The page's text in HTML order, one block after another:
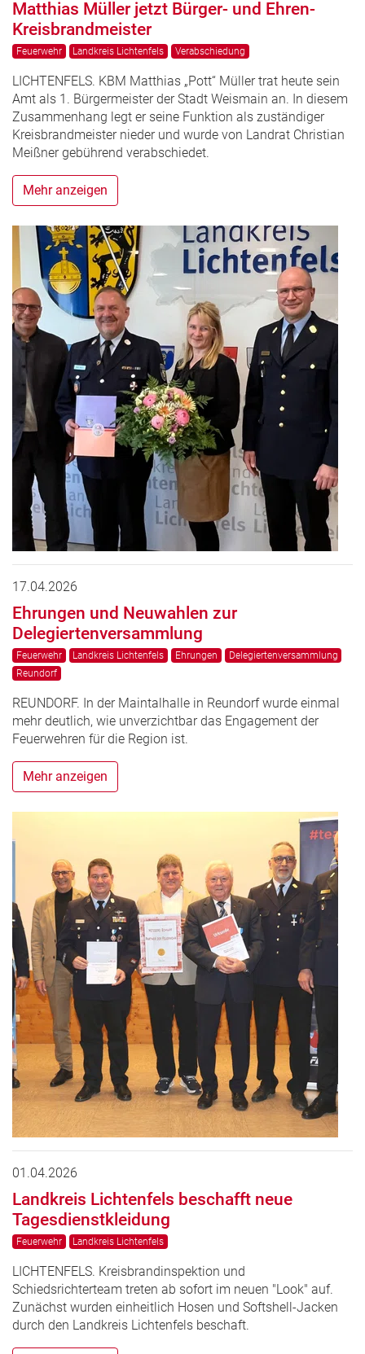
Matthias Müller jetzt Bürger- und Ehren-
Kreisbrandmeister
Feuerwehr Landkreis Lichtenfels Verabschiedung
LICHTENFELS. KBM Matthias „Pott“ Müller trat heute sein
Amt als 1. Bürgermeister der Stadt Weismain an. In diesem
Zusammenhang legt er seine Funktion als zuständiger
Kreisbrandmeister nieder und wurde von Landrat Christian
Meißner gebührend verabschiedet.
Mehr anzeigen
17.04.2026
Ehrungen und Neuwahlen zur
Delegiertenversammlung
Feuerwehr Landkreis Lichtenfels Ehrungen
Delegiertenversammlung
Reundorf
REUNDORF. In der Maintalhalle in Reundorf wurde einmal
mehr deutlich, wie unverzichtbar das Engagement der
Feuerwehren für die Region ist.
Mehr anzeigen
01.04.2026
Landkreis Lichtenfels beschafft neue
Tagesdienstkleidung
Feuerwehr Landkreis Lichtenfels
LICHTENFELS. Kreisbrandinspektion und
Schiedsrichterteam treten ab sofort im neuen "Look" auf.
Zunächst wurden einheitlich Hosen und Softshell-Jacken
durch den Landkreis Lichtenfels beschaft.